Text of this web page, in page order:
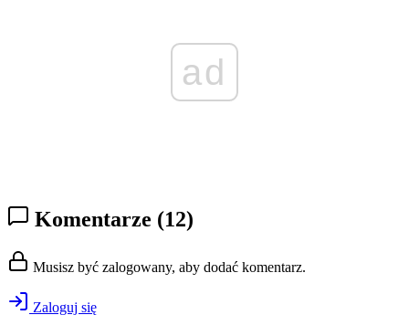
ad
Komentarze (12)
Musisz być zalogowany, aby dodać komentarz.
Zaloguj się